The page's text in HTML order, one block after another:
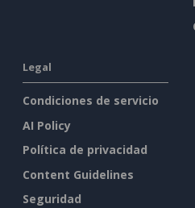
Legal
Condiciones de servicio
AI Policy
Política de privacidad
Content Guidelines
Seguridad